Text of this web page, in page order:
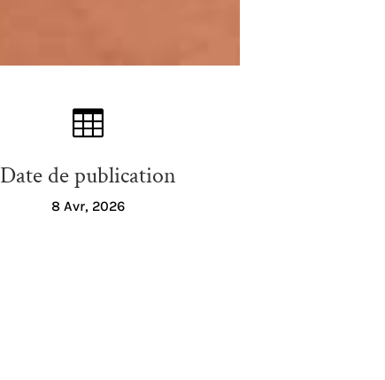

Date de publication
8 Avr, 2026